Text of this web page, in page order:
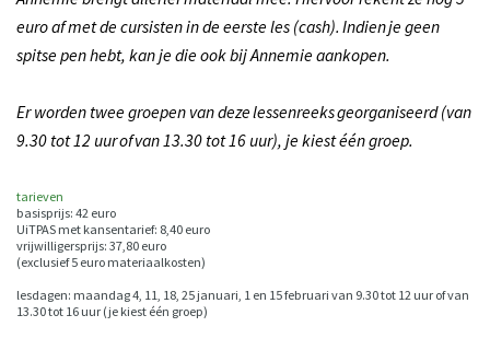
euro af met de cursisten in de eerste les (cash). Indien je geen
spitse pen hebt, kan je die ook bij Annemie aankopen.
Er worden twee groepen van deze lessenreeks georganiseerd (van
9.30 tot 12 uur of van 13.30 tot 16 uur), je kiest één groep.
tarieven
basisprijs: 42 euro
UiTPAS met kansentarief: 8,40 euro
vrijwilligersprijs: 37,80 euro
(exclusief 5 euro materiaalkosten)
lesdagen: maandag 4, 11, 18, 25 januari, 1 en 15 februari van 9.30 tot 12 uur of van
13.30 tot 16 uur (je kiest één groep)